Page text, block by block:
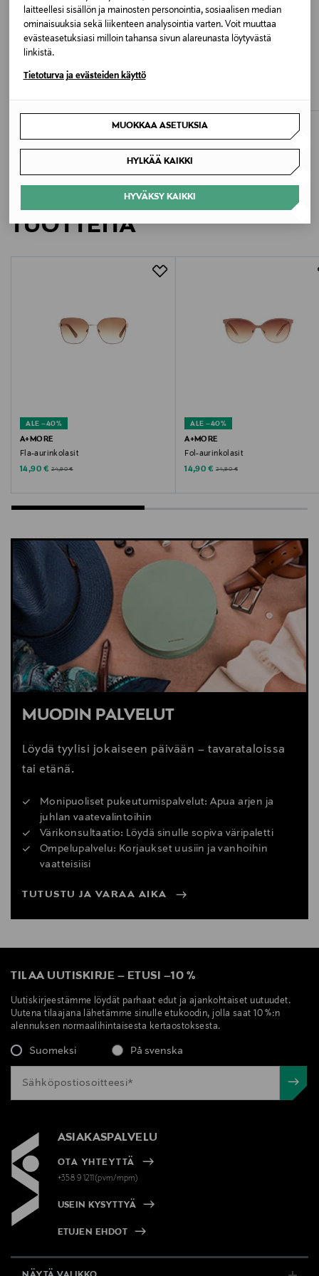
laitteellesi sisällön ja mainosten personointia, sosiaalisen median
ominaisuuksia sekä liikenteen analysointia varten. Voit muuttaa
evästeasetuksiasi milloin tahansa sivun alareunasta löytyvästä
linkistä.
Tietoturva ja evästeiden käyttö
MUOKKAA ASETUKSIA
HYLKÄÄ KAIKKI
HYVÄKSY KAIKKI
A01100 WHITE
Valmistusmaa
ETUKUPONKITUOTE
Sleeping Cutie -kapalopeite
LISÄÄ KIINNOSTAVIA
TUOTTEITA
ALE –40%
A+MORE
Fla-aurinkolasit
Discounted Price
14,90 € Original Price
24,90 €
ALE –40%
A+MORE
Fol-aurinkolasit
Discounted Price
14,90 € Original Price
24,90 €
MUODIN PALVELUT
Löydä tyylisi jokaiseen päivään – tavarataloissa
tai etänä.
Monipuoliset pukeutumispalvelut: Apua arjen ja
juhlan vaatevalintoihin
Värikonsultaatio: Löydä sinulle sopiva väripaletti
Ompelupalvelu: Korjaukset uusiin ja vanhoihin
vaatteisiisi
TUTUSTU JA VARAA AIKA
TILAA UUTISKIRJE – ETUSI –10 %
Uutiskirjeestämme löydät parhaat edut ja ajankohtaiset uutuudet.
Uutena tilaajana lähetämme sinulle etukoodin, jolla saat 10 %:n
alennuksen normaalihintaisesta kertaostoksesta.
Suomeksi På svenska
ASIAKASPALVELU
OTA YHTEYTTÄ
+358 9 1211(pvm/mpm)
USEIN KYSYTTYÄ
ETUJEN EHDOT